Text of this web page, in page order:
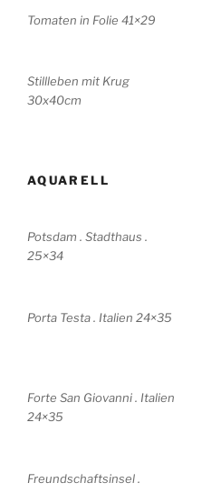
Tomaten in Folie 41×29
Stillleben mit Krug
30x40cm
AQUARELL
Potsdam . Stadthaus .
25×34
Porta Testa . Italien 24×35
Forte San Giovanni . Italien
24×35
Freundschaftsinsel .